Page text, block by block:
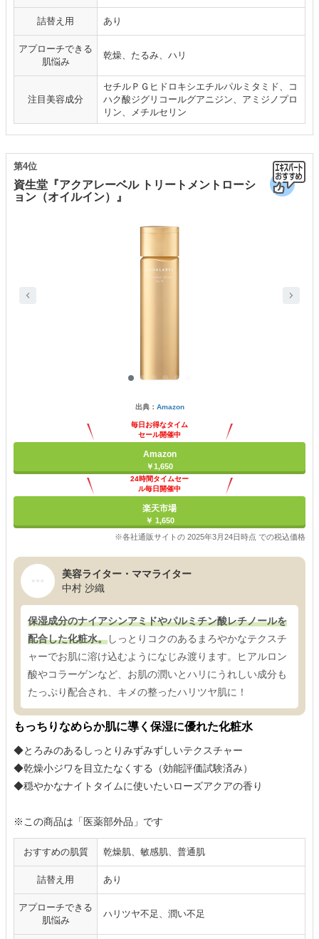
詰替え用 あり
アプローチできる
肌悩み
乾燥、たるみ、ハリ
注目美容成分
セチルＰＧヒドロキシエチルパルミタミド、コ
ハク酸ジグリコールグアニジン、アミジノプロ
リン、メチルセリン
資生堂『アクアレーベル トリートメントローシ
ョン（オイルイン）』
第4位
出典： Amazon
毎日お得なタイム
セール開催中
Amazon
￥1,650
24時間タイムセー
ル毎日開催中
楽天市場
￥ 1,650
※各社通販サイトの 2025年3月24日時点 での税込価格
美容ライター・ママライター
中村 沙織
保湿成分のナイアシンアミドやパルミチン酸レチノールを
配合した化粧水。しっとりコクのあるまろやかなテクスチ
ャーでお肌に溶け込むようになじみ渡ります。ヒアルロン
酸やコラーゲンなど、お肌の潤いとハリにうれしい成分も
たっぷり配合され、キメの整ったハリツヤ肌に！
もっちりなめらか肌に導く保湿に優れた化粧水
◆とろみのあるしっとりみずみずしいテクスチャー
◆乾燥小ジワを目立たなくする（効能評価試験済み）
◆穏やかなナイトタイムに使いたいローズアクアの香り
※この商品は「医薬部外品」です
おすすめの肌質 乾燥肌、敏感肌、普通肌
詰替え用 あり
アプローチできる
肌悩み
ハリツヤ不足、潤い不足